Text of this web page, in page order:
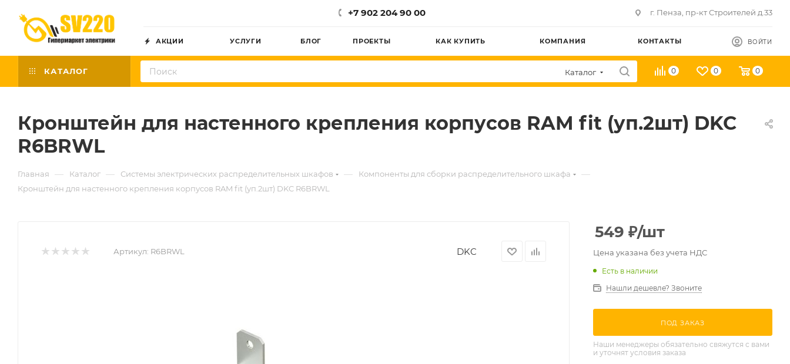
+7 902 204 90 00 г. Пенза, пр-кт Строителей д.33
АКЦИИ УСЛУГИ БЛОГ ПРОЕКТЫ КАК КУПИТЬ КОМПАНИЯ КОНТАКТЫ ВОЙТИ
КАТАЛОГ Каталог 0 0 0
Кронштейн для настенного крепления корпусов RAM fit (уп.2шт) DKC
R6BRWL
Главная — Каталог — Системы электрических распределительных шкафов — Компоненты для сборки распределительного шкафа —
Кронштейн для настенного крепления корпусов RAM fit (уп.2шт) DKC R6BRWL
Артикул: R6BRWL DKC
549 ₽/шт
Цена указана без учета НДС
Есть в наличии
Нашли дешевле? Звоните
ПОД ЗАКАЗ
Наши менеджеры обязательно свяжутся с вами
и уточнят условия заказа